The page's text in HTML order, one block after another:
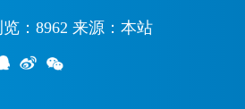
：8962 来源：本站